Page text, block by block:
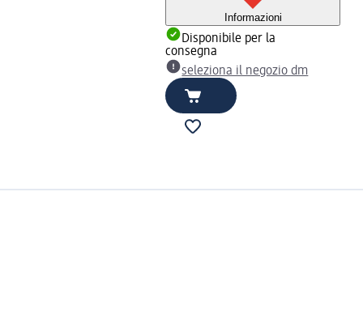
Informazioni
Disponibile per la
consegna
seleziona il negozio dm